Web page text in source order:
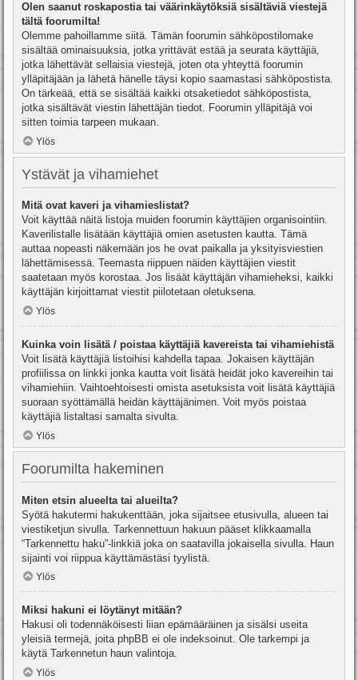
Olen saanut roskapostia tai väärinkäytöksiä sisältäviä viestejä
tältä foorumilta!
Olemme pahoillamme siitä. Tämän foorumin sähköpostilomake
sisältää ominaisuuksia, jotka yrittävät estää ja seurata käyttäjiä,
jotka lähettävät sellaisia viestejä, joten ota yhteyttä foorumin
ylläpitäjään ja lähetä hänelle täysi kopio saamastasi sähköpostista.
On tärkeää, että se sisältää kaikki otsaketiedot sähköpostista,
jotka sisältävät viestin lähettäjän tiedot. Foorumin ylläpitäjä voi
sitten toimia tarpeen mukaan.
Ylös
Ystävät ja vihamiehet
Mitä ovat kaveri ja vihamieslistat?
Voit käyttää näitä listoja muiden foorumin käyttäjien organisointiin.
Kaverilistalle lisätään käyttäjiä omien asetusten kautta. Tämä
auttaa nopeasti näkemään jos he ovat paikalla ja yksityisviestien
lähettämisessä. Teemasta riippuen näiden käyttäjien viestit
saatetaan myös korostaa. Jos lisäät käyttäjän vihamieheksi, kaikki
käyttäjän kirjoittamat viestit piilotetaan oletuksena.
Ylös
Kuinka voin lisätä / poistaa käyttäjiä kavereista tai vihamiehistä
Voit lisätä käyttäjiä listoihisi kahdella tapaa. Jokaisen käyttäjän
profiilissa on linkki jonka kautta voit lisätä heidät joko kavereihin tai
vihamiehiin. Vaihtoehtoisesti omista asetuksista voit lisätä käyttäjiä
suoraan syöttämällä heidän käyttäjänimen. Voit myös poistaa
käyttäjiä listaltasi samalta sivulta.
Ylös
Foorumilta hakeminen
Miten etsin alueelta tai alueilta?
Syötä hakutermi hakukenttään, joka sijaitsee etusivulla, alueen tai
viestiketjun sivulla. Tarkennettuun hakuun pääset klikkaamalla
“Tarkennettu haku”-linkkiä joka on saatavilla jokaisella sivulla. Haun
sijainti voi riippua käyttämästäsi tyylistä.
Ylös
Miksi hakuni ei löytänyt mitään?
Hakusi oli todennäköisesti liian epämääräinen ja sisälsi useita
yleisiä termejä, joita phpBB ei ole indeksoinut. Ole tarkempi ja
käytä Tarkennetun haun valintoja.
Ylös